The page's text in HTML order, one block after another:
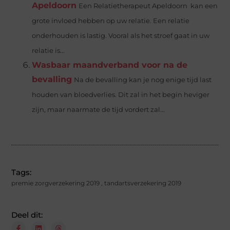
Apeldoorn Een Relatietherapeut Apeldoorn kan een
grote invloed hebben op uw relatie. Een relatie
onderhouden is lastig. Vooral als het stroef gaat in uw
relatie is...
Wasbaar maandverband voor na de
bevalling Na de bevalling kan je nog enige tijd last
houden van bloedverlies. Dit zal in het begin heviger
zijn, maar naarmate de tijd vordert zal...
Tags:
premie zorgverzekering 2019 tandartsverzekering 2019
Deel dit: